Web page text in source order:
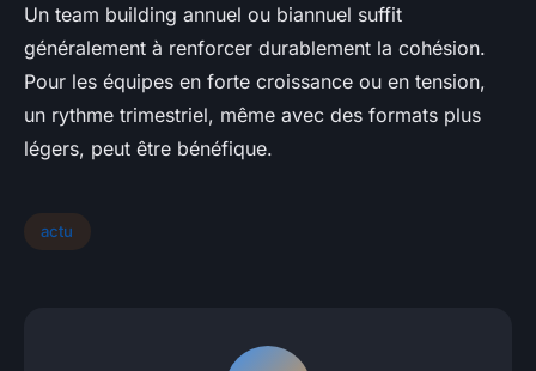
Un team building annuel ou biannuel suffit
généralement à renforcer durablement la cohésion.
Pour les équipes en forte croissance ou en tension,
un rythme trimestriel, même avec des formats plus
légers, peut être bénéfique.
actu